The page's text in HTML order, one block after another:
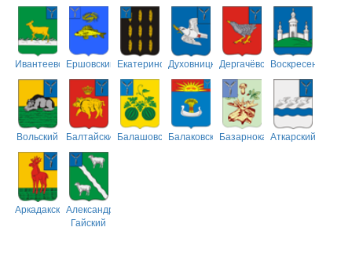
ИвантеевскийЕршовский ЕкатериновскийДуховницкийДергачёвскийВоскресенский
Вольский БалтайскийБалашовскийБалаковскийБазарнокарабулакский
Аткарский
АркадакскийАлександрово-
Гайский